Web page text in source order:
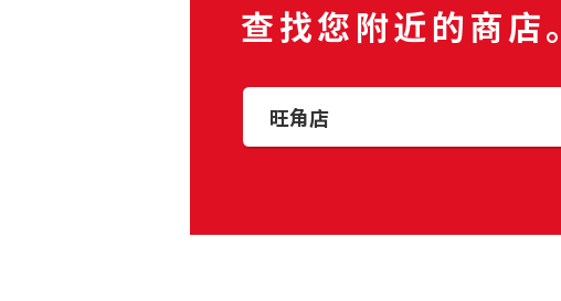
查找您附近的商店。
旺角店